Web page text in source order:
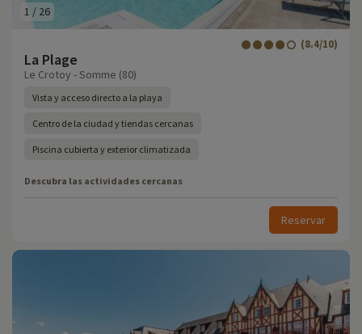
1 / 26
La Plage
(8.4/10)
Le Crotoy - Somme (80)
Vista y acceso directo a la playa
Centro de la ciudad y tiendas cercanas
Piscina cubierta y exterior climatizada
Descubra las actividades cercanas
Reservar